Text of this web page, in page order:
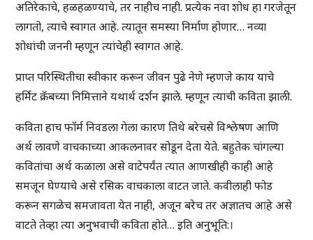
अतिरेकाचे, हळहळण्याचे, तर नाहीच नाही. प्रत्येक नवा शोध हा गरजेतून
लागतो, त्याचे स्वागत आहे. त्यातून समस्या निर्माण होणार… नव्या
शोधांची जननी म्हणून त्यांचेही स्वागत आहे.
प्राप्त परिस्थितीचा स्वीकार करून जीवन पुढे नेणे म्हणजे काय याचे
हर्मिट क्रॅबच्या निमित्ताने यथार्थ दर्शन झाले. म्हणून त्याची कविता झाली.
कविता हाच फॉर्म निवडला गेला कारण तिथे बरेचसे विश्लेषण आणि
अर्थ लावणे वाचकाच्या आकलनावर सोडून देता येते. बहुतेक चांगल्या
कवितांचा अर्थ कळाला असे वाटेपर्यंत त्यात आणखीही काही आहे
समजून घेण्याचे असे रसिक वाचकाला वाटत जाते. कवीलाही फोड
करून सगळेच समजावता येत नाही, अजून बरेच तर अज्ञातच आहे असे
वाटते तेव्हा त्या अनुभवाची कविता होते… इति अनुभूति:।